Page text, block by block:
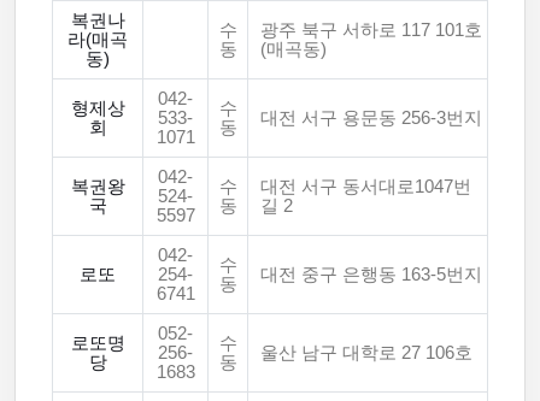
복권나
라(매곡
동)
수
동
광주 북구 서하로 117 101호
(매곡동)
형제상
회
042-
533-
1071
수
동
대전 서구 용문동 256-3번지
복권왕
국
042-
524-
5597
수
동
대전 서구 동서대로1047번
길 2
로또
042-
254-
6741
수
동
대전 중구 은행동 163-5번지
로또명
당
052-
256-
1683
수
동
울산 남구 대학로 27 106호